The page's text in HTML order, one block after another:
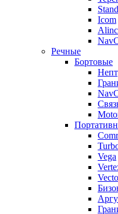
Icom
Речные
Бортовые
Vega